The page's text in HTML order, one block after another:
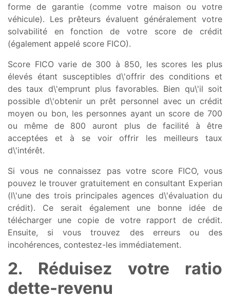
forme de garantie (comme votre maison ou votre
véhicule). Les prêteurs évaluent généralement votre
solvabilité en fonction de votre score de crédit
(également appelé score FICO).
Score FICO varie de 300 à 850, les scores les plus
élevés étant susceptibles d\'offrir des conditions et
des taux d\'emprunt plus favorables. Bien qu\'il soit
possible d\'obtenir un prêt personnel avec un crédit
moyen ou bon, les personnes ayant un score de 700
ou même de 800 auront plus de facilité à être
acceptées et à se voir offrir les meilleurs taux
d\'intérêt.
Si vous ne connaissez pas votre score FICO, vous
pouvez le trouver gratuitement en consultant Experian
(l\'une des trois principales agences d\'évaluation du
crédit). Ce serait également une bonne idée de
télécharger une copie de votre rapport de crédit.
Ensuite, si vous trouvez des erreurs ou des
incohérences, contestez-les immédiatement.
2. Réduisez votre ratio
dette-revenu